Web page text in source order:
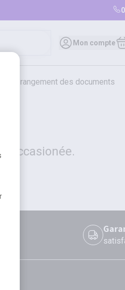
Mon compte
et rangement des documents
occasionée.